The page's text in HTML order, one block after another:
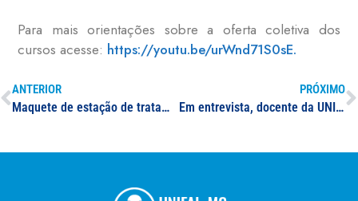
Para mais orientações sobre a oferta coletiva dos
cursos acesse: https://youtu.be/urWnd71S0sE.
ANTERIOR
Maquete de estação de tratamento de água da Engenharia Ambiental gera conhecimento e conscientização sobre o desperdício
PRÓXIMO
Em entrevista, docente da UNIFAL-MG explica bloqueios de CPF por ausência de declaração em investimentos de rendas variáveis